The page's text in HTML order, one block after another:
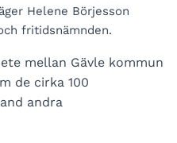
Helene Börjesson
fritidsnämnden.
mellan Gävle kommun
de cirka 100
andra